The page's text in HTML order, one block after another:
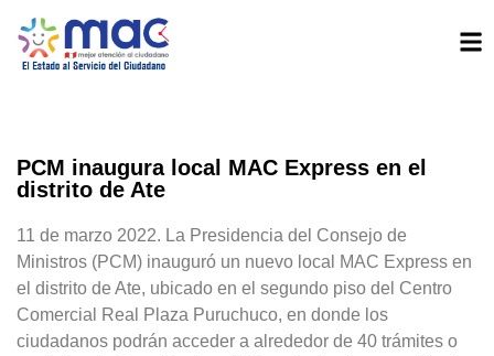
PCM inaugura local MAC Express en el
distrito de Ate
11 de marzo 2022. La Presidencia del Consejo de
Ministros (PCM) inauguró un nuevo local MAC Express en
el distrito de Ate, ubicado en el segundo piso del Centro
Comercial Real Plaza Puruchuco, en donde los
ciudadanos podrán acceder a alrededor de 40 trámites o